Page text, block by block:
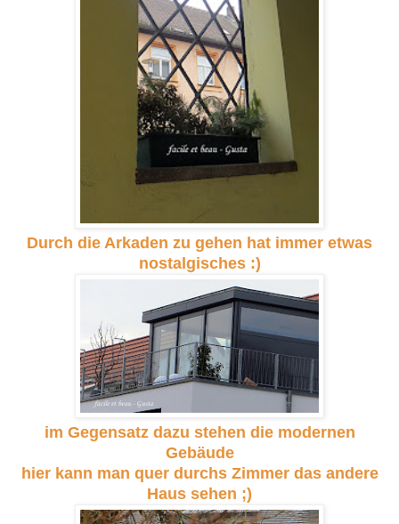
Durch die Arkaden zu gehen hat immer etwas
nostalgisches :)
im Gegensatz dazu stehen die modernen
Gebäude
hier kann man quer durchs Zimmer das andere
Haus sehen ;)